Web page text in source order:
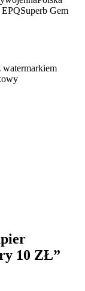
Superb Gem
10 ZŁ”